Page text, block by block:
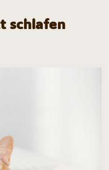
schlafen